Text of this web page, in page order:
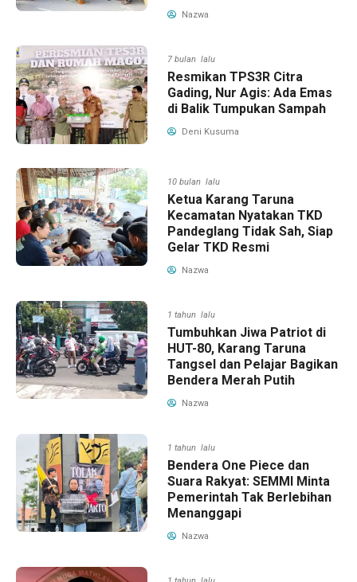
Nazwa
7 bulan lalu
Resmikan TPS3R Citra
Gading, Nur Agis: Ada Emas
di Balik Tumpukan Sampah
Deni Kusuma
10 bulan lalu
Ketua Karang Taruna
Kecamatan Nyatakan TKD
Pandeglang Tidak Sah, Siap
Gelar TKD Resmi
Nazwa
1 tahun lalu
Tumbuhkan Jiwa Patriot di
HUT-80, Karang Taruna
Tangsel dan Pelajar Bagikan
Bendera Merah Putih
Nazwa
1 tahun lalu
Bendera One Piece dan
Suara Rakyat: SEMMI Minta
Pemerintah Tak Berlebihan
Menanggapi
Nazwa